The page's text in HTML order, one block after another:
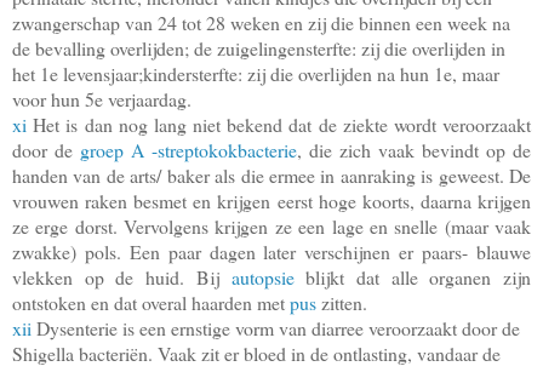
zwangerschap van 24 tot 28 weken en zij die binnen een week na
de bevalling overlijden; de zuigelingensterfte: zij die overlijden in
het 1e levensjaar;kindersterfte: zij die overlijden na hun 1e, maar
voor hun 5e verjaardag.
xi Het is dan nog lang niet bekend dat de ziekte wordt veroorzaakt
door de groep A -streptokokbacterie, die zich vaak bevindt op de
handen van de arts/ baker als die ermee in aanraking is geweest. De
vrouwen raken besmet en krijgen eerst hoge koorts, daarna krijgen
ze erge dorst. Vervolgens krijgen ze een lage en snelle (maar vaak
zwakke) pols. Een paar dagen later verschijnen er paars- blauwe
vlekken op de huid. Bij autopsieblijkt dat alle organen zijn
ontstoken en dat overal haarden metpus zitten.
xii Dysenterie is een ernstige vorm van diarree veroorzaakt door de
Shigella bacteriën. Vaak zit er bloed in de ontlasting, vandaar de